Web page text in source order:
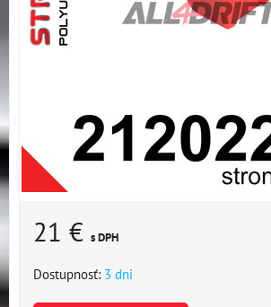
21 € s DPH
Dostupnosť: 3 dni